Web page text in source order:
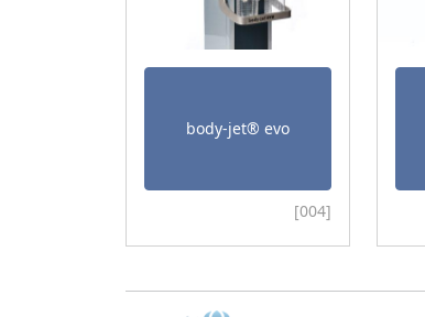
body-jet® evo
[004]